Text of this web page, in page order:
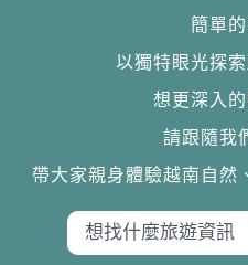
簡單
以獨特眼光探
想更深入
請跟隨我
帶大家親身體驗越南自然